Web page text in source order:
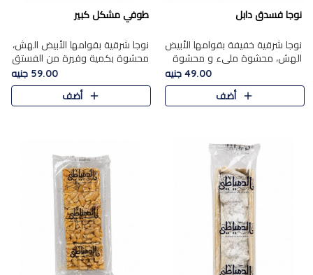
نوجا فسدق دابل
نوجا شرقية خفيفة بقوامها الأبيض
الهش، محشوة مليء و محشوة
بـكمية وفيرة من الفستق الفاخر
لتمنحك نكهة مكسرات غنية
وقرمشة مميزة في كل قطعة و
49.00 جنيه
أضف
طوفي مشكل كبير
نوجا شرقية بقوامها الأبيض الهش،
محشوة بكمية وفيرة من الفستق
الفاخر لتمنحك نكهة غنية وقرمشة
مميزة في كل قطعة، لتجربة تجمع
بين الفخامة والمذاق..
59.00 جنيه
أضف